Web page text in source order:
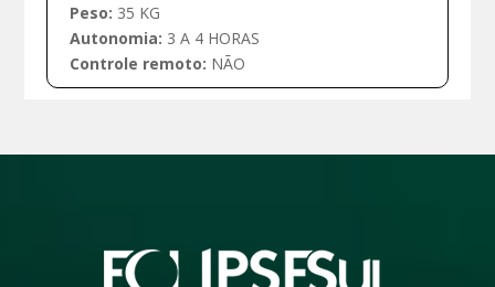
Peso: 35 KG
Autonomia: 3 A 4 HORAS
Controle remoto: NÃO